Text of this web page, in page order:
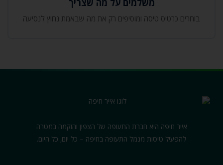
בוחרים כרטיס טיסה ומוסיפים רק את מה שבאמת נחוץ לנסיעה
אייר חיפה היא חברת התעופה של הצפון והוקמה במטרה
להפעיל טיסות מנמל התעופה בחיפה – כל יום‚ כל היום.